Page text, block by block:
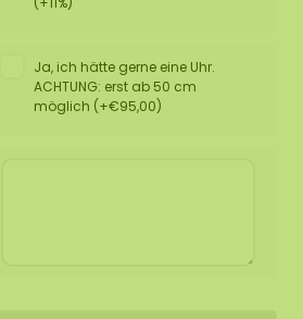
Ja, ich hätte gerne eine Uhr.
ACHTUNG: erst ab 50 cm
möglich (+€95,00)